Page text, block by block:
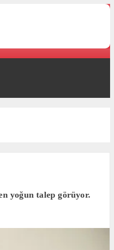
yoğun talep görüyor.